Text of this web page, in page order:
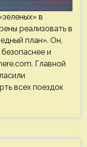
в
реализовать в
план». Он,
и
Главной
всех поездок